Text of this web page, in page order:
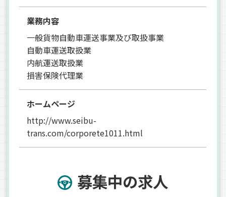
業務内容
一般貨物自動車運送事業及び取扱事業
自動車運送取扱業
内航運送取扱業
損害保険代理業
ホームページ
http://www.seibu-
trans.com/corporete1011.html
募集中の求人